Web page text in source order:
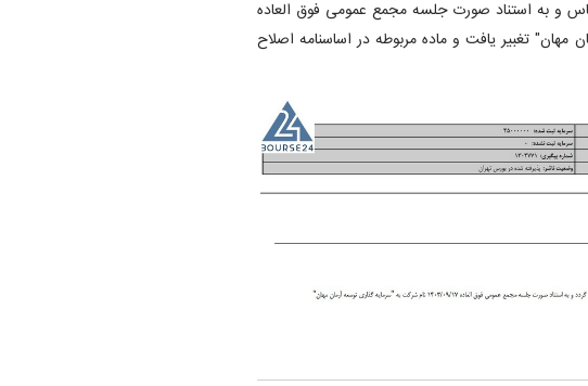
و به استناد صورت جلسه مجمع عمومی فوق العاده
آرمان مهان" تغبیر یافت و ماده مربوطه در اساسنامه اصلاح